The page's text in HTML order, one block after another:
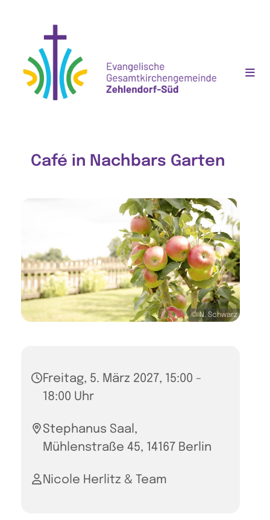
Café in Nachbars Garten
© N. Schwarz
Freitag, 5. März 2027, 15:00 -
18:00 Uhr
Stephanus Saal,
Mühlenstraße 45, 14167 Berlin
Nicole Herlitz & Team